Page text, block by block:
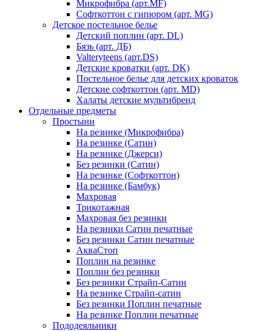
Микрофибра (арт.MF)
Софткоттон с гипюром (арт. MG)
Детское постельное белье
Детский поплин (арт. DL)
Бязь (арт. ДБ)
Valteryteens (арт.DS)
Детские кроватки (арт. DK)
Постельное белье для детских кроваток
Детские софткоттон (арт. MD)
Халаты детские мультибренд
Отдельные предметы
Простыни
На резинке (Микрофибра)
На резинке (Сатин)
На резинке (Джерси)
Без резинки (Сатин)
На резинке (Софткоттон)
На резинке (Бамбук)
Махровая
Трикотажная
Махровая без резинки
На резинки Сатин печатные
Без резинки Сатин печатные
АкваСтоп
Поплин на резинке
Поплин без резинки
Без резинки Страйп-Сатин
На резинке Страйп-сатин
Без резинки Поплин печатные
На резинке Поплин печатные
Пододеяльники